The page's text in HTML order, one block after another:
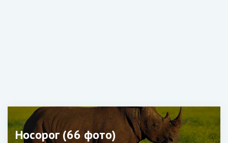
Носорог (66 фото)